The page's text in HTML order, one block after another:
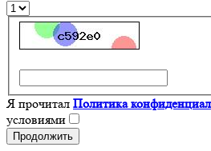
Я прочитал Политика
условиями
Продолжить